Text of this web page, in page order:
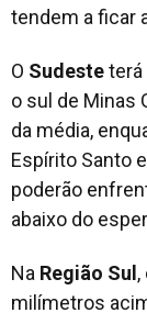
tendem a ficar
O Sudesteterá
o sul de Minas
da média,
Espírito Santo
poderão
abaixo do
Na Região Sul ,
milímetros